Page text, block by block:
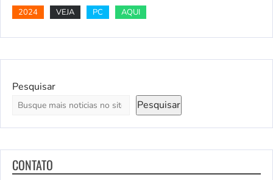
2024
VEJA PC AQUI
Pesquisar
Pesquisar
CONTATO